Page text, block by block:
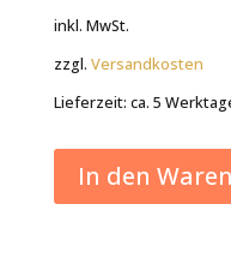
inkl. MwSt.
zzgl. Versandkosten
Lieferzeit: ca. 5
In den